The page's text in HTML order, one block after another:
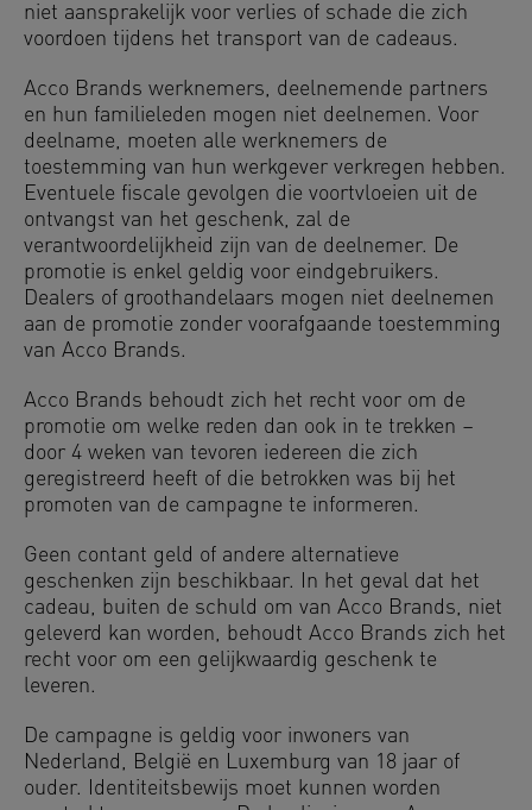
niet aansprakelijk voor verlies of schade die zich
voordoen tijdens het transport van de cadeaus.
Acco Brands werknemers, deelnemende partners
en hun familieleden mogen niet deelnemen. Voor
deelname, moeten alle werknemers de
toestemming van hun werkgever verkregen hebben.
Eventuele fiscale gevolgen die voortvloeien uit de
ontvangst van het geschenk, zal de
verantwoordelijkheid zijn van de deelnemer. De
promotie is enkel geldig voor eindgebruikers.
Dealers of groothandelaars mogen niet deelnemen
aan de promotie zonder voorafgaande toestemming
van Acco Brands.
Acco Brands behoudt zich het recht voor om de
promotie om welke reden dan ook in te trekken –
door 4 weken van tevoren iedereen die zich
geregistreerd heeft of die betrokken was bij het
promoten van de campagne te informeren.
Geen contant geld of andere alternatieve
geschenken zijn beschikbaar. In het geval dat het
cadeau, buiten de schuld om van Acco Brands, niet
geleverd kan worden, behoudt Acco Brands zich het
recht voor om een gelijkwaardig geschenk te
leveren.
De campagne is geldig voor inwoners van
Nederland, België en Luxemburg van 18 jaar of
ouder. Identiteitsbewijs moet kunnen worden